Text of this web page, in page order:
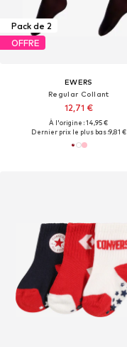
Pack de 2
OFFRE
EWERS
Regular Collant
12,71 €
À l'origine : 14,95 €
Dernier prix le plus bas :9,81 €